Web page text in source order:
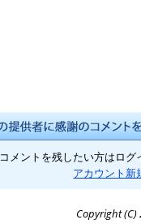
コメントを残したい方はログ
アカウント新
Copyright (C)